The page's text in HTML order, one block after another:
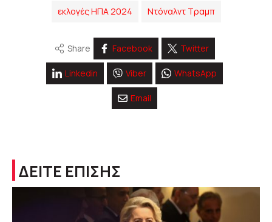
εκλογές ΗΠΑ 2024 Ντόναλντ Τραμπ
Share Facebook Twitter
Linkedin Viber WhatsApp
Email
ΔΕΙΤΕ ΕΠΙΣΗΣ